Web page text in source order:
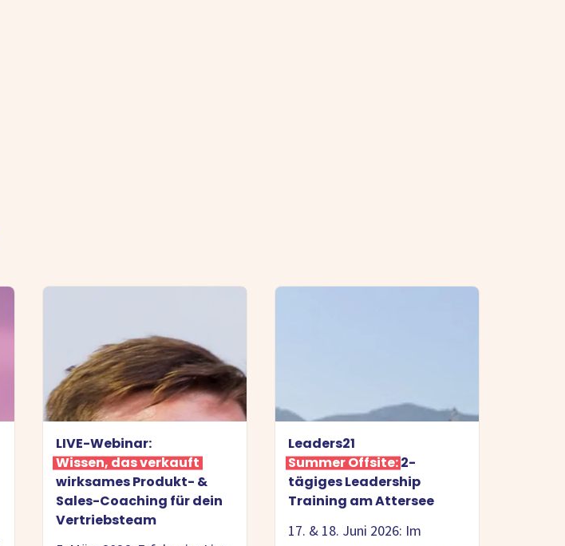
LIVE-Webinar:
Wissen, das verkauft:
wirksames Produkt- &
Sales-Coaching für dein
Vertriebsteam
Leaders21
Summer Offsite:2-
tägiges Leadership
Training am Attersee
17. & 18. Juni 2026: Im